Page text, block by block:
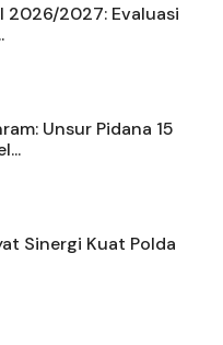
2026/2027: Evaluasi
Unsur Pidana 15
Sinergi Kuat Polda